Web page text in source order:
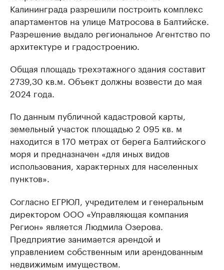
Калининграда разрешили построить комплекс
апартаментов на улице Матросова в Балтийске.
Разрешение выдало региональное Агентство по
архитектуре и градостроению.
Общая площадь трехэтажного здания составит
2739,30 кв.м. Объект должны возвести до мая
2024 года.
По данным публичной кадастровой карты,
земельный участок площадью 2 095 кв. м
находится в 170 метрах от берега Балтийского
моря и предназначен «для иных видов
использования, характерных для населенных
пунктов».
Согласно ЕГРЮЛ, учредителем и генеральным
директором ООО «Управляющая компания
Регион» является Людмила Озерова.
Предприятие занимается арендой и
управлением собственным или арендованным
недвижимым имуществом.